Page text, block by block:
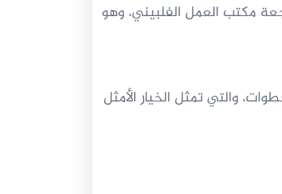
مكتب العمل الفلبيني، وهو
والتي تمثل الخيار الأمثل